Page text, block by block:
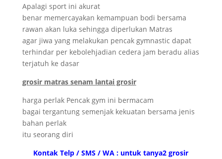
Apalagi sport ini akurat
benar memercayakan kemampuan bodi bersama
rawan akan luka sehingga diperlukan Matras
agar jiwa yang melakukan pencak gymnastic dapat
terhindar per kebolehjadian cedera jam beradu alias
terjatuh ke dasar
grosir matras senam lantai grosir
harga perlak Pencak gym ini bermacam
bagai tergantung semenjak kekuatan bersama jenis
bahan perlak
itu seorang diri
Kontak Telp / SMS / WA : untuk tanya2 grosir